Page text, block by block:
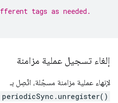
tags as needed.
إلغاء تسجيل عملية مزامنة
لإنهاء عملية مزامنة مسجّلة، اتّصِل بـ
periodicSync.unregister()